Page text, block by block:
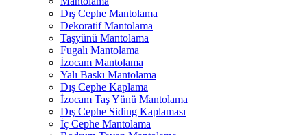
Dış Cephe Mantolama
Dekoratif Mantolama
Taşyünü Mantolama
Fugalı Mantolama
İzocam Mantolama
Yalı Baskı Mantolama
Dış Cephe Kaplama
İzocam Taş Yünü Mantolama
Dış Cephe Siding Kaplaması
İç Cephe Mantolama